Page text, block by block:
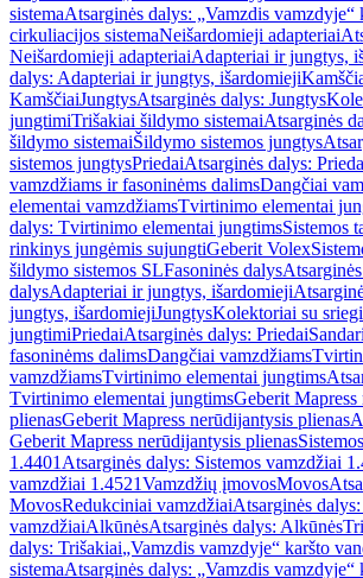
sistemaAtsarginės dalys: „Vamzdis vamzdyje“
cirkuliacijos sistemaNeišardomieji adapteriai
Neišardomieji adapteriaiAdapteriai ir jungtys,
dalys: Adapteriai ir jungtys, išardomieji
KamščiaiJungtysAtsarginės dalys: Jungtys
jungtimiTrišakiai šildymo sistemaiAtsarginės
šildymo sistemaiŠildymo sistemos jungtys
sistemos jungtysPriedaiAtsarginės dalys:
vamzdžiams ir fasoninėms dalimsDangčiai
elementai vamzdžiamsTvirtinimo elementai
dalys: Tvirtinimo elementai jungtimsSistemos
rinkinys jungėmis sujungtiGeberit Volex
šildymo sistemos SLFasoninės dalys
dalysAdapteriai ir jungtys, išardomieji
jungtys, išardomiejiJungtysKolektoriai su
jungtimiPriedaiAtsarginės dalys: Priedai
fasoninėms dalimsDangčiai vamzdžiams
vamzdžiamsTvirtinimo elementai jungtims
Tvirtinimo elementai jungtimsGeberit
plienasGeberit Mapress nerūdijantysis plienas
Geberit Mapress nerūdijantysis plienas
1.4401 Atsarginės dalys: Sistemos vamzdžiai
vamzdžiai 1.4521Vamzdžių įmovosMovos
MovosRedukciniai vamzdžiaiAtsarginės
vamzdžiaiAlkūnėsAtsarginės dalys: Alkūnės
dalys: Trišakiai„Vamzdis vamzdyje“ karšto
sistemaAtsarginės dalys: „Vamzdis vamzdyje“